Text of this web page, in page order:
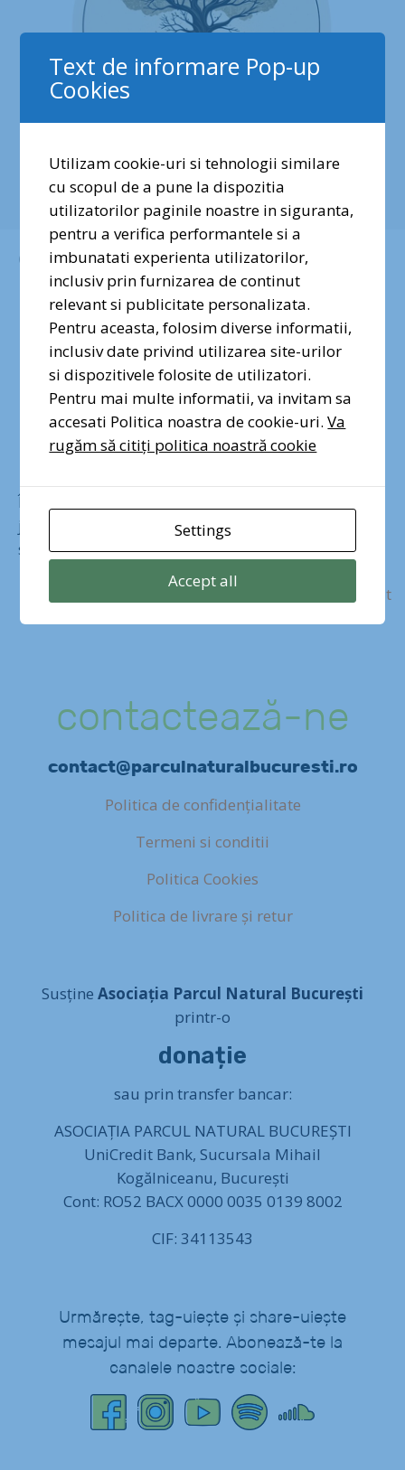
aprilie 12, 2023
Semnează petiția
„Împreună pentru
Centura Verde
București-Ilfov”!
Împreună, putem opri tăierea ultimelor păduri din
jurul Bucureștiului și putem determina autoritățile
să înceapă o campanie masivă de împăduriri.
Mai Mult
contactează-ne
contact@parculnaturalbucuresti.ro
Politica de confidențialitate
Termeni si conditii
Politica Cookies
Politica de livrare și retur
Susține Asociația Parcul Natural București
printr-o
donație
sau prin transfer bancar:
ASOCIAȚIA PARCUL NATURAL BUCUREȘTI
UniCredit Bank, Sucursala Mihail
Kogălniceanu, București
Cont: RO52 BACX 0000 0035 0139 8002
CIF: 34113543
Urmărește, tag-uiește și share-uiește
mesajul mai departe. Abonează-te la
canalele noastre sociale:
Text de informare Pop-up
Cookies
Utilizam cookie-uri si tehnologii similare
cu scopul de a pune la dispozitia
utilizatorilor paginile noastre in siguranta,
pentru a verifica performantele si a
imbunatati experienta utilizatorilor,
inclusiv prin furnizarea de continut
relevant si publicitate personalizata.
Pentru aceasta, folosim diverse informatii,
inclusiv date privind utilizarea site-urilor
si dispozitivele folosite de utilizatori.
Pentru mai multe informatii, va invitam sa
accesati Politica noastra de cookie-uri.Va
rugăm să citiți politica noastră cookie
Settings
Accept all